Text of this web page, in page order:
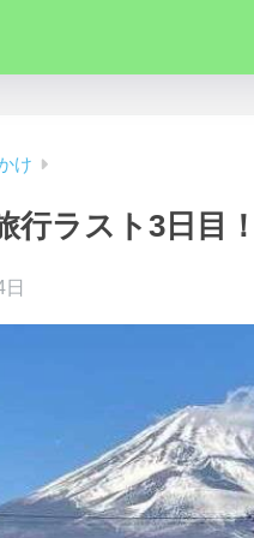
け
行ラスト3日目